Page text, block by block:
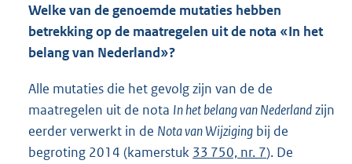
Welke van de genoemde mutaties hebben
betrekking op de maatregelen uit de nota «In het
belang van Nederland»?
Alle mutaties die het gevolg zijn van de de
maatregelen uit de nota In het belang van Nederlandzijn
eerder verwerkt in de Nota van Wijziging bij de
begroting 2014 (kamerstuk 33 750, nr. 7). De